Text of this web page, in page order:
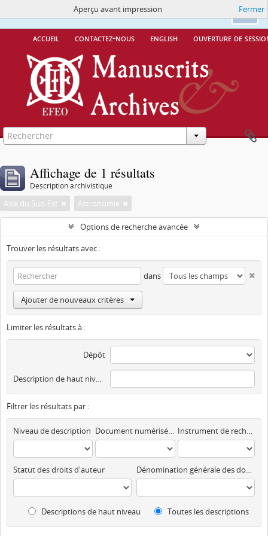
Ok
Ce site utilise des cookiesMore Info.
accueil contactez-nous english ouverture de
Aperçu avant impression Fermer
Affichage de 1 résultats
Description archivistique
Asie du Sud-Est Astronomie
Options de recherche avancée
Trouver les résultats avec :
dans
Ajouter de nouveaux critères
Limiter les résultats à :
Dépôt
Description de haut niveau
Filtrer les résultats par :
Niveau de description Document numérisé disponible Instrument de recherche
Statut des droits d'auteur Dénomination générale des documents
Descriptions de haut niveau Toutes les descriptions